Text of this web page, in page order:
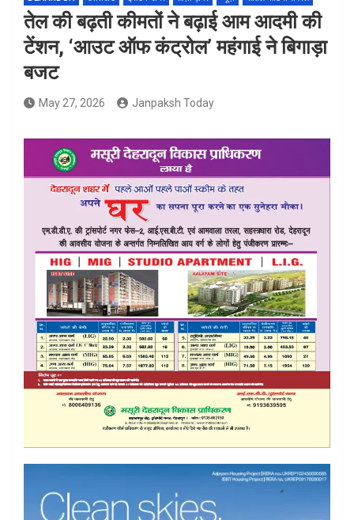
तेल की बढ़ती कीमतों ने बढ़ाई आम आदमी की
टेंशन, ‘आउट ऑफ कंट्रोल’ महंगाई ने बिगाड़ा
बजट
May 27, 2026 Janpaksh Today